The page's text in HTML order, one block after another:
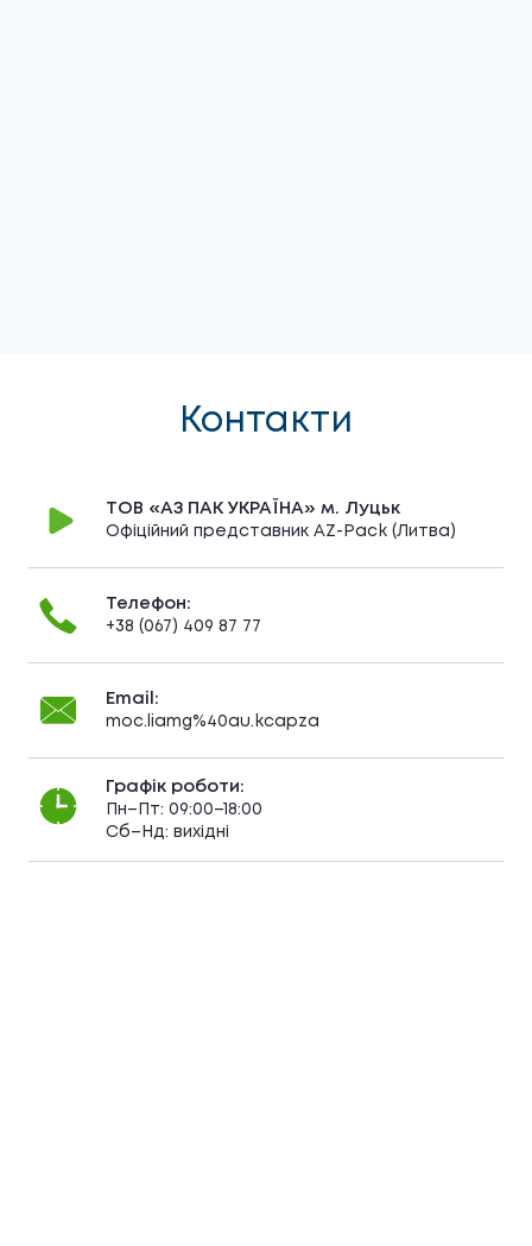
Контакти
ТОВ «АЗ ПАК УКРАЇНА» м. Луцьк
Офіційний представник AZ-Pack (Литва)
Телефон:
+38 (067) 409 87 77
Email:
moc.liamg%40au.kcapza
Графік роботи:
Пн–Пт: 09:00–18:00
Сб–Нд: вихідні